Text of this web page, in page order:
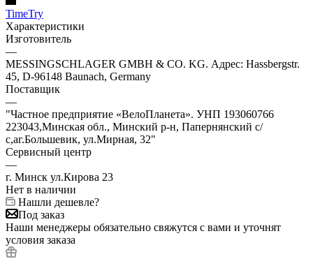
TimeTry
Характеристики
Изготовитель
—
MESSINGSCHLAGER GMBH & CO. KG. Адрес: Hassbergstr.
45, D-96148 Baunach, Germany
Поставщик
—
"Частное предприятие «ВелоПланета». УНП 193060766
223043,Минская обл., Минский р-н, Папернянский с/
с,аг.Большевик, ул.Мирная, 32"
Сервисный центр
—
г. Минск ул.Кирова 23
Нет в наличии
Нашли дешевле?
Под заказ
Наши менеджеры обязательно свяжутся с вами и уточнят
условия заказа